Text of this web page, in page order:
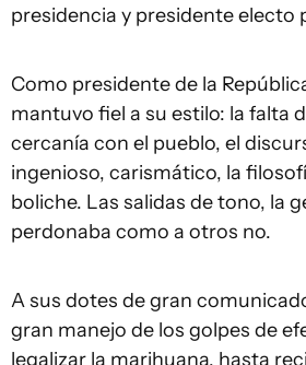
presidencia y presidente electo
Como presidente de la
mantuvo fiel a su estilo: la falta
cercanía con el pueblo, el
ingenioso, carismático, la
boliche. Las salidas de tono, la
perdonaba como a otros no.
A sus dotes de gran
gran manejo de los golpes de
legalizar la marihuana, hasta